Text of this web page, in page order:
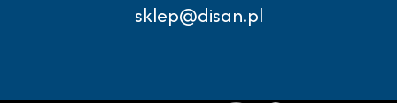
sklep@disan.pl